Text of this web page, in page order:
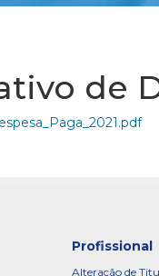
de
Profissional
Alteração de